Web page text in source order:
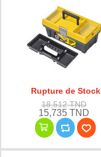
Rupture de Stock
18,512 TND
15,735 TND